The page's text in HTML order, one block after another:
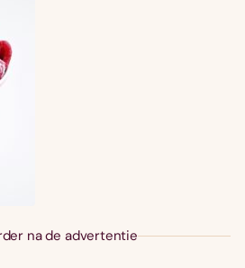
na de advertentie